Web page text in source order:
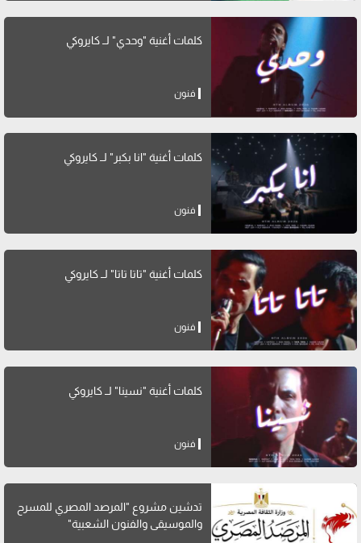
كلمات أغنية "وحدي" لــ كايروكي
فنون
كلمات أغنية "انا بكبر" لــ كايروكي
فنون
كلمات أغنية "تاتا تاتا" لــ كايروكي
فنون
كلمات أغنية "نسينا" لــ كايروكي
فنون
تدشين مشروع "المرصد المصري للمسرح
والموسيقى والفنون الشعبية"